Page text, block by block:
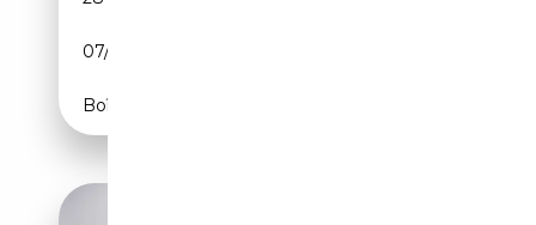
07/2004
Boîte automatique